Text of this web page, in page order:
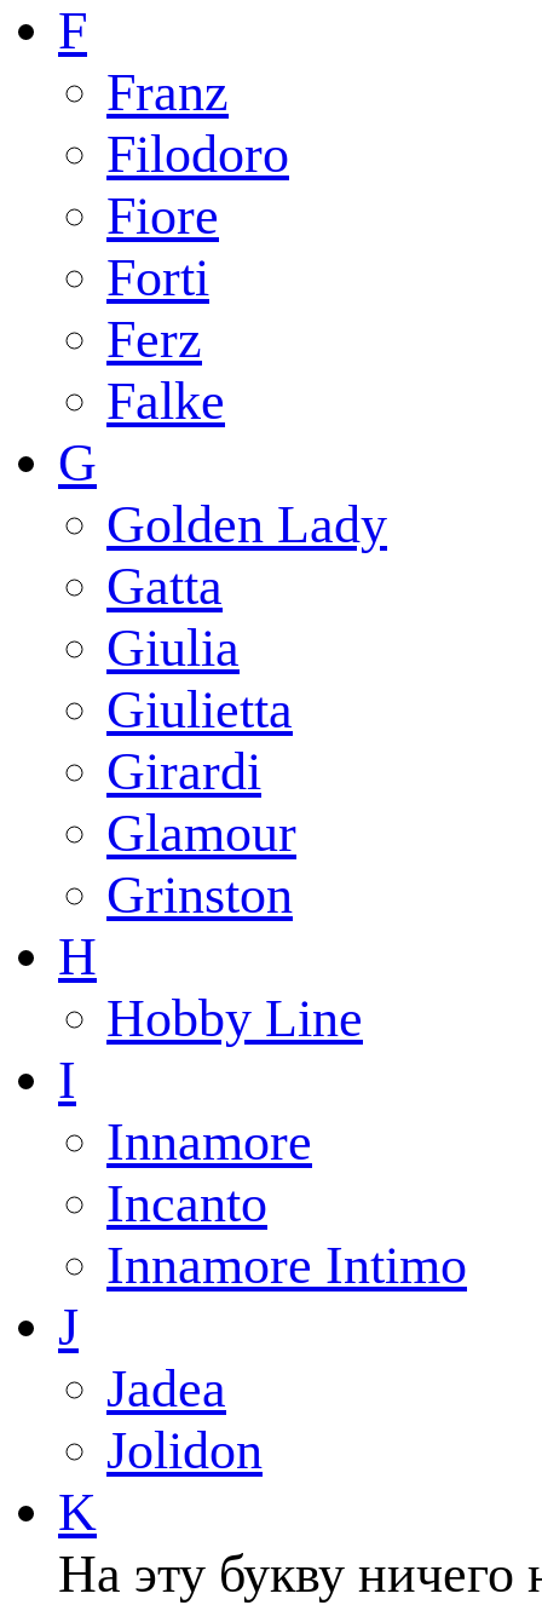
F
Franz
Filodoro
Fiore
Forti
Ferz
Falke
G
Golden Lady
Gatta
Giulia
Giulietta
Girardi
Glamour
Grinston
H
Hobby Line
I
Innamore
Incanto
Innamore Intimo
J
Jadea
Jolidon
K
На эту букву ничего